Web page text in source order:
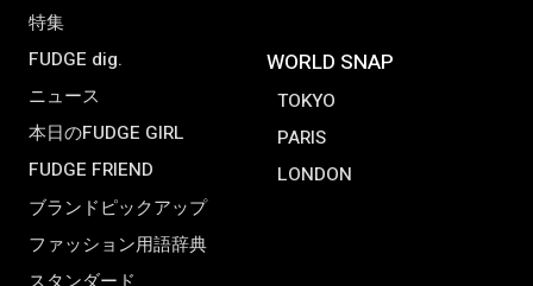
特集
FUDGE dig.
ニュース
本日のFUDGE GIRL
FUDGE FRIEND
ブランドピックアップ
ファッション用語辞典
WORLD SNAP
TOKYO
PARIS
LONDON